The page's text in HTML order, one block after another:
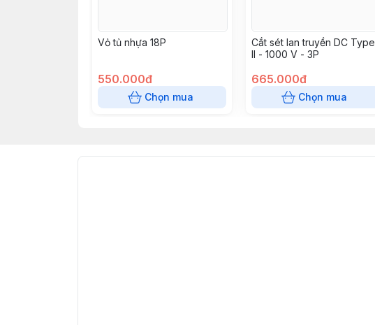
Vỏ tủ nhựa 18P
550.000đ
Chọn mua
Cắt sét lan truyền DC Type
II - 1000 V - 3P
665.000đ
Chọn mua